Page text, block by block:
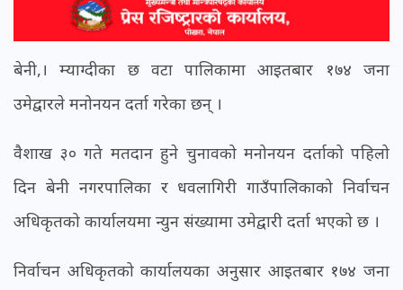
बेनी,। म्याग्दीका छ वटा पालिकामा आइतबार १७४ जना
उमेद्वारले मनोनयन दर्ता गरेका छन् ।
वैशाख ३० गते मतदान हुने चुनावको मनोनयन दर्ताको पहिलो
दिन बेनी नगरपालिका र धवलागिरी गाउँपालिकाको निर्वाचन
अधिकृतको कार्यालयमा न्युन संख्यामा उमेद्वारी दर्ता भएको छ ।
निर्वाचन अधिकृतको कार्यालयका अनुसार आइतबार १७४ जना